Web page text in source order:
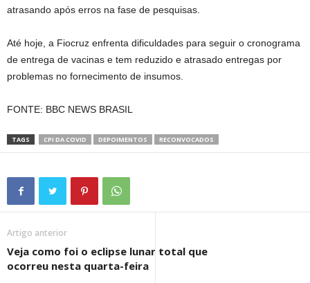
atrasando após erros na fase de pesquisas.
Até hoje, a Fiocruz enfrenta dificuldades para seguir o cronograma
de entrega de vacinas e tem reduzido e atrasado entregas por
problemas no fornecimento de insumos.
FONTE: BBC NEWS BRASIL
TAGS CPI DA COVID DEPOIMENTOS RECONVOCADOS
Artigo anterior
Veja como foi o eclipse lunar total que
ocorreu nesta quarta-feira